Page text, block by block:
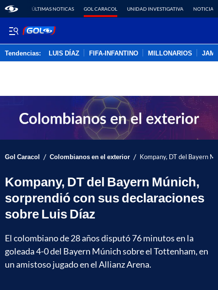
ÚLTIMAS NOTICAS GOL CARACOL UNIDAD INVESTIGATIVA NOTICIAS
Tendencias: LUIS DÍAZ FIFA-INFANTINO MILLONARIOS
Gol Caracol / Colombianos en el exterior / Kompany, DT del Bayern
Kompany, DT del Bayern Múnich,
sorprendió con sus declaraciones
sobre Luis Díaz
El colombiano de 28 años disputó 76 minutos en la
goleada 4-0 del Bayern Múnich sobre el Tottenham, en
un amistoso jugado en el Allianz Arena.